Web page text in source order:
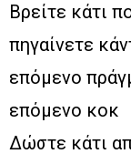
Βρείτε κάτι
πηγαίνετε
επόμενο
επόμενο κοκ
Δώστε κάτι